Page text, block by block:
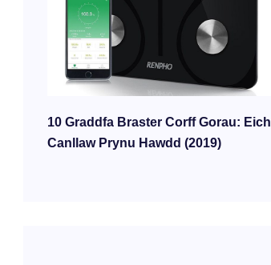
10 Graddfa Braster Corff Gorau: Eich
Canllaw Prynu Hawdd (2019)